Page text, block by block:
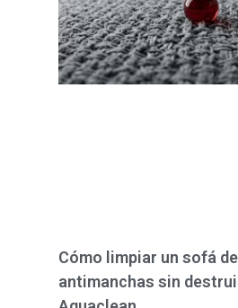
Cómo limpiar un sofá
antimanchas sin